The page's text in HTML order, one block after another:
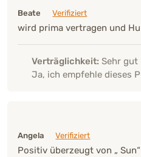
Beate
Verifiziert
wird prima vertragen und
Verträglichkeit: Sehr gut
Ja, ich empfehle dieses
Angela
Verifiziert
Positiv überzeugt von „